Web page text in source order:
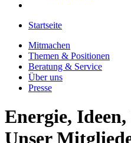
Startseite
Mitmachen
Themen & Positionen
Beratung & Service
Über uns
Presse
Energie,
Unser